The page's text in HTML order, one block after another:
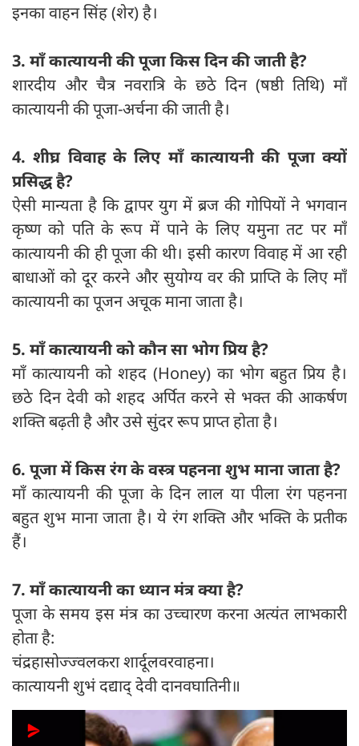
इनका वाहन सिंह (शेर) है।
3. माँ कात्यायनी की पूजा किस दिन की जाती है?
शारदीय और चैत्र नवरात्रि के छठे दिन (षष्ठी तिथि) माँ
कात्यायनी की पूजा-अर्चना की जाती है।
4. शीघ्र विवाह के लिए माँ कात्यायनी की पूजा क्यों
प्रसिद्ध है?
ऐसी मान्यता है कि द्वापर युग में ब्रज की गोपियों ने भगवान
कृष्ण को पति के रूप में पाने के लिए यमुना तट पर माँ
कात्यायनी की ही पूजा की थी। इसी कारण विवाह में आ रही
बाधाओं को दूर करने और सुयोग्य वर की प्राप्ति के लिए माँ
कात्यायनी का पूजन अचूक माना जाता है।
5. माँ कात्यायनी को कौन सा भोग प्रिय है?
माँ कात्यायनी को शहद (Honey) का भोग बहुत प्रिय है।
छठे दिन देवी को शहद अर्पित करने से भक्त की आकर्षण
शक्ति बढ़ती है और उसे सुंदर रूप प्राप्त होता है।
6. पूजा में किस रंग के वस्त्र पहनना शुभ माना जाता है?
माँ कात्यायनी की पूजा के दिन लाल या पीला रंग पहनना
बहुत शुभ माना जाता है। ये रंग शक्ति और भक्ति के प्रतीक
हैं।
7. माँ कात्यायनी का ध्यान मंत्र क्या है?
पूजा के समय इस मंत्र का उच्चारण करना अत्यंत लाभकारी
होता है:
चंद्रहासोज्ज्वलकरा शार्दूलवरवाहना।
कात्यायनी शुभं दद्याद् देवी दानवघातिनी॥